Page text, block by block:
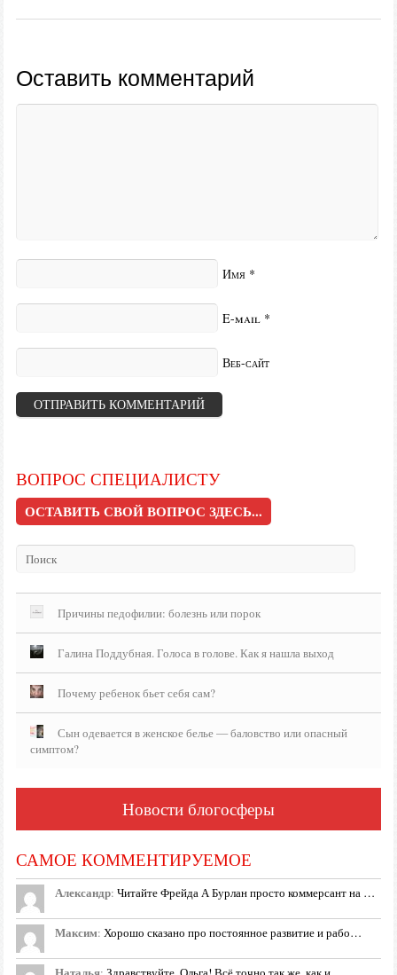
Оставить комментарий
Имя *
E-mail *
Веб-сайт
ВОПРОС СПЕЦИАЛИСТУ
ОСТАВИТЬ СВОЙ ВОПРОС ЗДЕСЬ...
Причины педофилии: болезнь или порок
Галина Поддубная. Голоса в голове. Как я нашла выход
Почему ребенок бьет себя сам?
Сын одевается в женское белье — баловство или опасный
симптом?
Новости блогосферы
САМОЕ КОММЕНТИРУЕМОЕ
Александр: Читайте Фрейда А Бурлан просто коммерсант на …
Максим: Хорошо сказано про постоянное развитие и рабо…